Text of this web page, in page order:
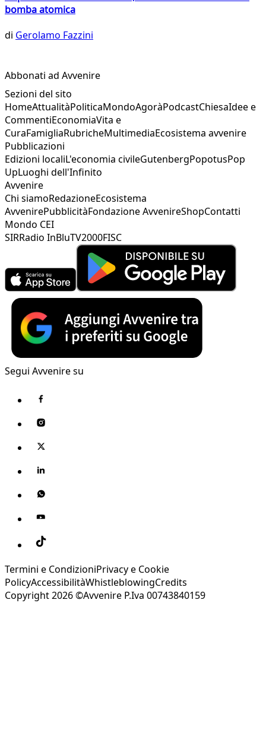
bomba atomica
di Gerolamo Fazzini
Abbonati ad Avvenire
Sezioni del sito
HomeAttualitàPoliticaMondoAgoràPodcastChiesaIdee e
CommentiEconomiaVita e
CuraFamigliaRubricheMultimediaEcosistema avvenire
Pubblicazioni
Edizioni localiL'economia civileGutenbergPopotusPop
UpLuoghi dell'Infinito
Avvenire
Chi siamoRedazioneEcosistema
AvvenirePubblicitàFondazione AvvenireShopContatti
Mondo CEI
SIRRadio InBluTV2000FISC
Segui Avvenire su
Termini e CondizioniPrivacy e Cookie
PolicyAccessibilitàWhistleblowingCredits
Copyright 2026 ©Avvenire P.Iva 00743840159